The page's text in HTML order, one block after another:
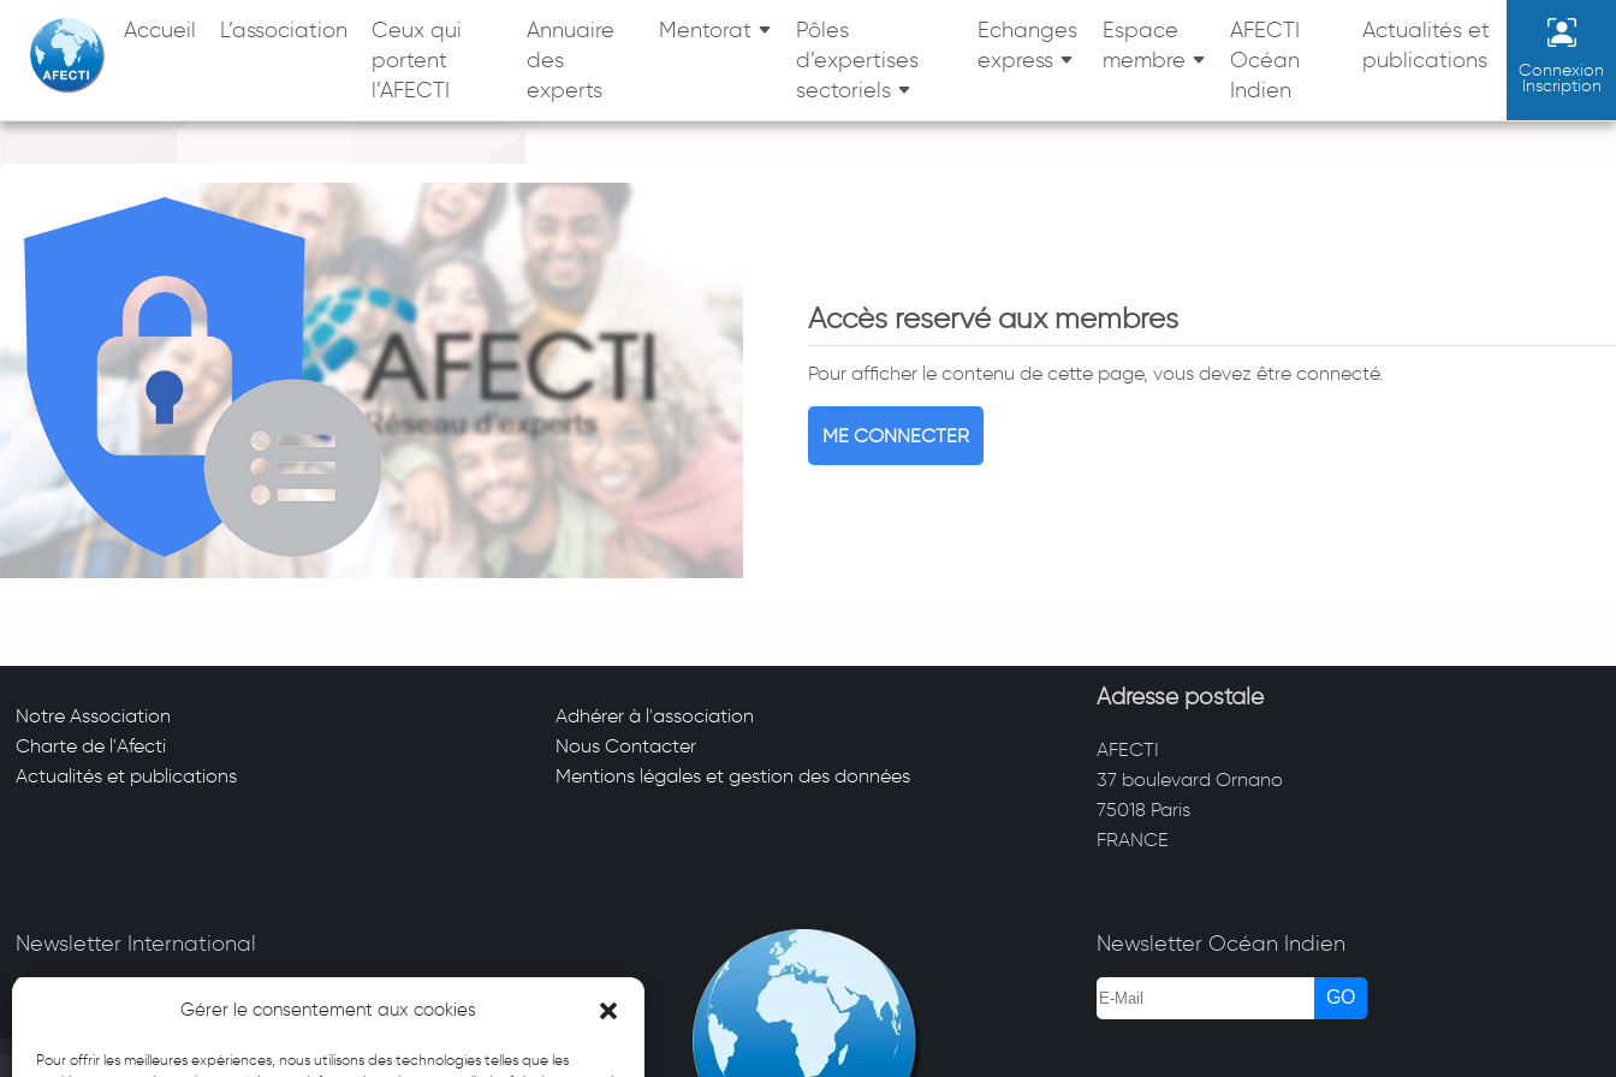
Gérer le consentement aux cookies
Pour offrir les meilleures expériences, nous utilisons des technologies telles que les
Accueil L’association
Ceux qui
portent
l’AFECTI
Annuaire
des
experts
Mentorat
Pôles
d’expertises
sectoriels
Echanges
express
Espace
membre
AFECTI
Océan
Indien
Actualités et
publications
Connexion
Inscription
Accès reservé aux membres
Pour afficher le contenu de cette page, vous devez être connecté.
ME CONNECTER
Notre Association
Charte de l'Afecti
Actualités et publications
Adhérer à l'association
Nous Contacter
Mentions légales et gestion des données
Adresse postale
AFECTI
37 boulevard Ornano
75018 Paris
FRANCE
Newsletter International Newsletter Océan Indien